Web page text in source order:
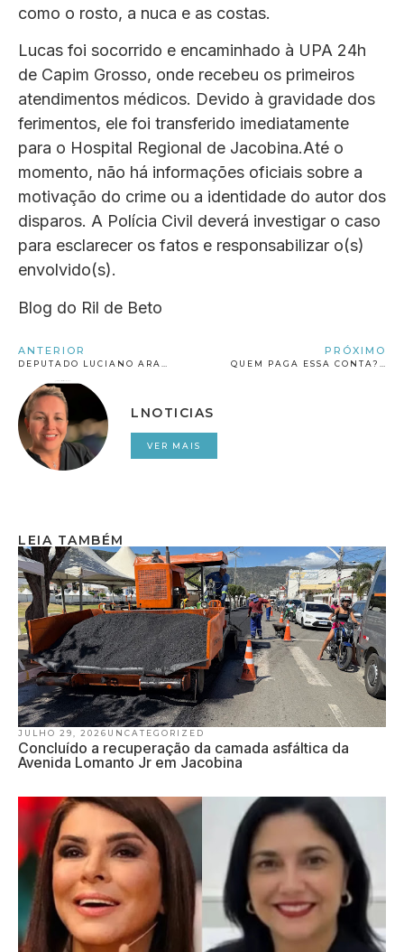
como o rosto, a nuca e as costas.
Lucas foi socorrido e encaminhado à UPA 24h
de Capim Grosso, onde recebeu os primeiros
atendimentos médicos. Devido à gravidade dos
ferimentos, ele foi transferido imediatamente
para o Hospital Regional de Jacobina.Até o
momento, não há informações oficiais sobre a
motivação do crime ou a identidade do autor dos
disparos. A Polícia Civil deverá investigar o caso
para esclarecer os fatos e responsabilizar o(s)
envolvido(s).
Blog do Ril de Beto
ANTERIOR
DEPUTADO LUCIANO ARAÚJO ENTREGA NESTE SÁBADO (7) NOVOS EQUIPAMENTOS DE SAÚDE EM JACOBINA
PRÓXIMO
QUEM PAGA ESSA CONTA? PREFEITURA DE ILHÉUS LANÇA LICITAÇÃO MILIONÁRIA E TRIPLICA CUSTO DE LIMPEZA URBANA; AUMENTO EXORBITANTE GERA SUSPEITAS
LNOTICIAS
VER MAIS
LEIA TAMBÉM
JULHO 29, 2026 UNCATEGORIZED
Concluído a recuperação da camada asfáltica da
Avenida Lomanto Jr em Jacobina